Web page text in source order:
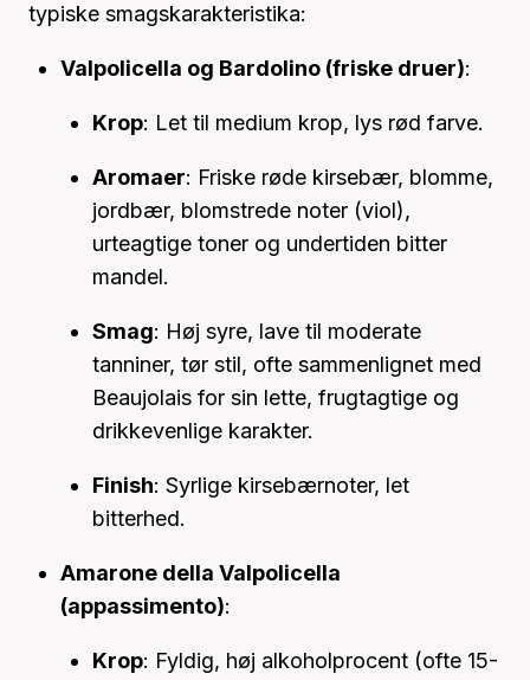
typiske smagskarakteristika:
Valpolicella og Bardolino (friske druer):
Krop: Let til medium krop, lys rød farve.
Aromaer: Friske røde kirsebær, blomme,
jordbær, blomstrede noter (viol),
urteagtige toner og undertiden bitter
mandel.
Smag: Høj syre, lave til moderate
tanniner, tør stil, ofte sammenlignet med
Beaujolais for sin lette, frugtagtige og
drikkevenlige karakter.
Finish: Syrlige kirsebærnoter, let
bitterhed.
Amarone della Valpolicella
(appassimento):
Krop: Fyldig, høj alkoholprocent (ofte 15-